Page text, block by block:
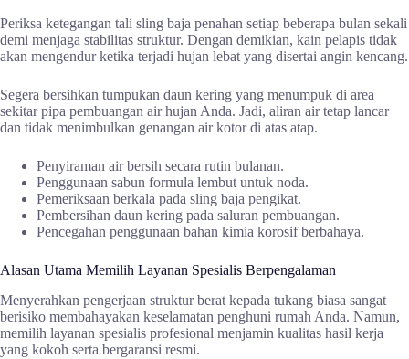
Periksa ketegangan tali sling baja penahan setiap beberapa bulan sekali
demi menjaga stabilitas struktur. Dengan demikian, kain pelapis tidak
akan mengendur ketika terjadi hujan lebat yang disertai angin kencang.
Segera bersihkan tumpukan daun kering yang menumpuk di area
sekitar pipa pembuangan air hujan Anda. Jadi, aliran air tetap lancar
dan tidak menimbulkan genangan air kotor di atas atap.
Penyiraman air bersih secara rutin bulanan.
Penggunaan sabun formula lembut untuk noda.
Pemeriksaan berkala pada sling baja pengikat.
Pembersihan daun kering pada saluran pembuangan.
Pencegahan penggunaan bahan kimia korosif berbahaya.
Alasan Utama Memilih Layanan Spesialis Berpengalaman
Menyerahkan pengerjaan struktur berat kepada tukang biasa sangat
berisiko membahayakan keselamatan penghuni rumah Anda. Namun,
memilih layanan spesialis profesional menjamin kualitas hasil kerja
yang kokoh serta bergaransi resmi.